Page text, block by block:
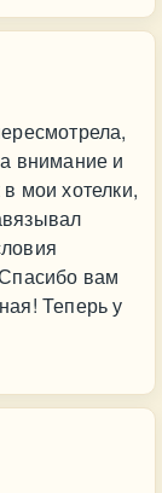
внимание и
мои хотелки,
вам
Теперь у